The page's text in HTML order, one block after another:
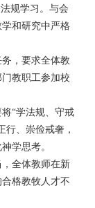
规学习。与会
和研究中严格
，要求全体教
教职工参加校
“学法规、守戒
行、崇俭戒奢，
学思考。
全体教师在新
格教牧人才不